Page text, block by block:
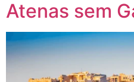
Atenas sem